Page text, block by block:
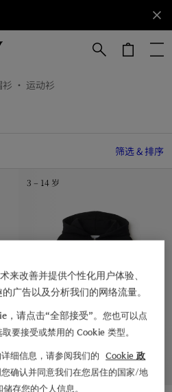
衫 · 运动衫
筛选 & 排序
3 – 14 岁
来改善并提供个性化用户体验、
广告以及分析我们的网络流量。
，请点击“全部接受”。您也可以点
要接受或禁用的 Cookie 类型。
细信息，请参阅我们的 Cookie 政
确认并同意我们在您居住的国家/地
存您的个人信息。